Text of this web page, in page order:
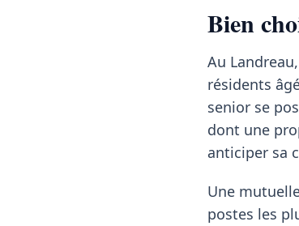
Bien
Au
résidents
senior se
dont une
anticiper sa
Une
postes les